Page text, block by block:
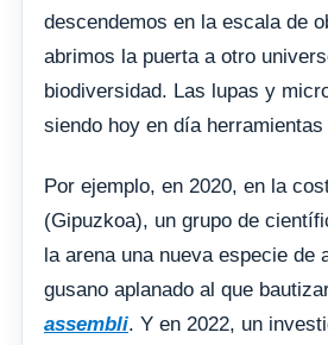
descendemos en la escala de
abrimos la puerta a otro
biodiversidad. Las lupas y
siendo hoy en día
Por ejemplo, en 2020, en la
(Gipuzkoa), un grupo de
la arena una nueva especie de
gusano aplanado al que
assembli. Y en 2022, un